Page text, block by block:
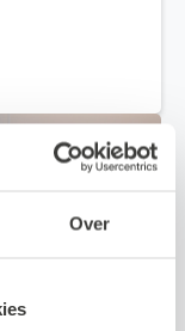
Over